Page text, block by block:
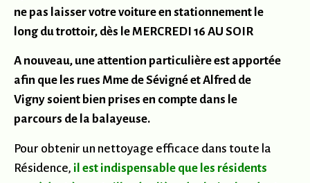
ne pas laisser votre voiture en stationnement le
long du trottoir, dès le MERCREDI 16 AU SOIR
A nouveau, une attention particulière est apportée
afin que les rues Mme de Sévigné et Alfred de
Vigny soient bien prises en compte dans le
parcours de la balayeuse.
Pour obtenir un nettoyage efficace dans toute la
Résidence, il est indispensable que les résidents